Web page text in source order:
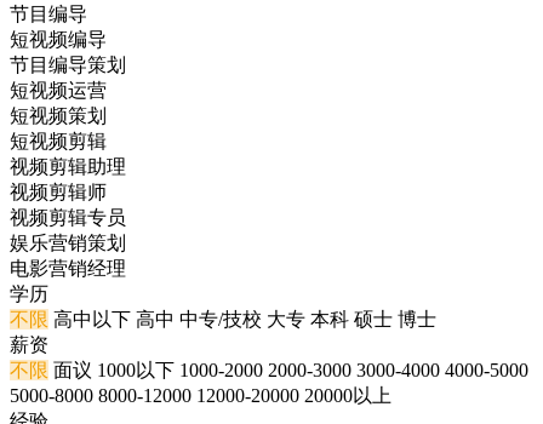
节目编导
短视频编导
节目编导策划
短视频运营
短视频策划
短视频剪辑
视频剪辑助理
视频剪辑师
视频剪辑专员
娱乐营销策划
电影营销经理
学历
不限 高中以下 高中 中专/技校 大专 本科 硕士 博士
薪资
不限 面议 1000以下 1000-2000 2000-3000 3000-4000 4000-5000
5000-8000 8000-12000 12000-20000 20000以上